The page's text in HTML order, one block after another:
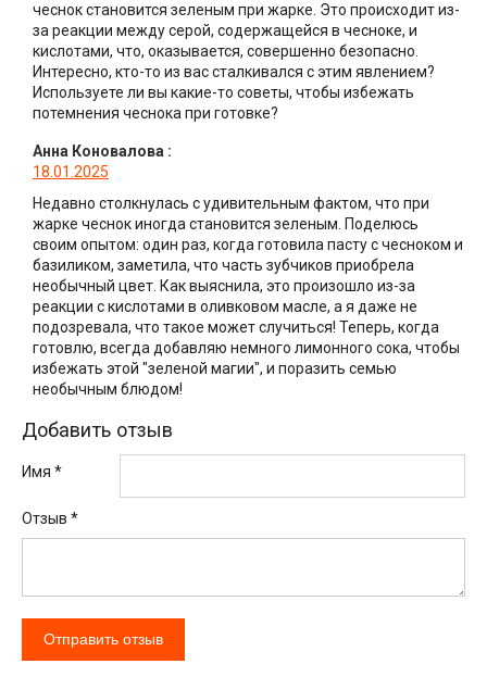
чеснок становится зеленым при жарке. Это происходит из-
за реакции между серой, содержащейся в чесноке, и
кислотами, что, оказывается, совершенно безопасно.
Интересно, кто-то из вас сталкивался с этим явлением?
Используете ли вы какие-то советы, чтобы избежать
потемнения чеснока при готовке?
Анна Коновалова :
18.01.2025
Недавно столкнулась с удивительным фактом, что при
жарке чеснок иногда становится зеленым. Поделюсь
своим опытом: один раз, когда готовила пасту с чесноком и
базиликом, заметила, что часть зубчиков приобрела
необычный цвет. Как выяснила, это произошло из-за
реакции с кислотами в оливковом масле, а я даже не
подозревала, что такое может случиться! Теперь, когда
готовлю, всегда добавляю немного лимонного сока, чтобы
избежать этой "зеленой магии", и поразить семью
необычным блюдом!
Добавить отзыв
Имя *
Отзыв *